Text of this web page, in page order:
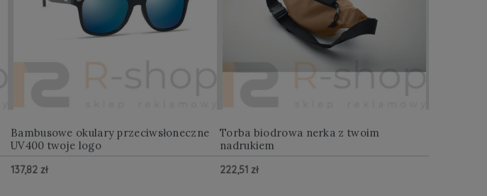
Bambusowe okulary przeciwsłoneczne
UV400 twoje logo
137,82 zł
Torba biodrowa nerka z twoim
nadrukiem
222,51 zł